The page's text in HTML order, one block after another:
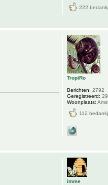
222
TropiRo
Berichten: 2792
Geregistreerd:
Woonplaats:
112
imme